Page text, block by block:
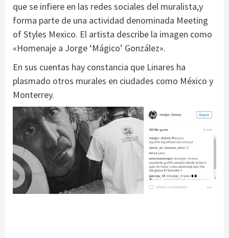
que se infiere en las redes sociales del muralista,y
forma parte de una actividad denominada Meeting
of Styles Mexico. El artista describe la imagen como
«Homenaje a Jorge ‘Mágico’ González».
En sus cuentas hay constancia que Linares ha
plasmado otros murales en ciudades como México y
Monterrey.